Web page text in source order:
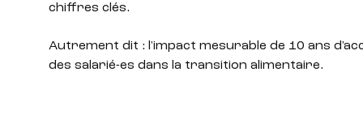
chiffres clés.
Autrement dit : l'impact mesurable de 10 ans
des salarié-es dans la transition alimentaire.